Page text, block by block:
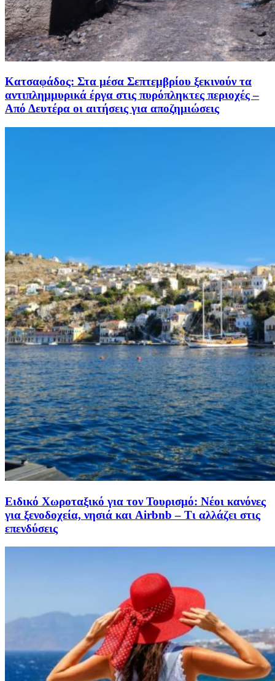
Κατσαφάδος: Στα μέσα Σεπτεμβρίου ξεκινούν τα
αντιπλημμυρικά έργα στις πυρόπληκτες περιοχές –
Από Δευτέρα οι αιτήσεις για αποζημιώσεις
Ειδικό Χωροταξικό για τον Τουρισμό: Νέοι κανόνες
για ξενοδοχεία, νησιά και Airbnb – Τι αλλάζει στις
επενδύσεις